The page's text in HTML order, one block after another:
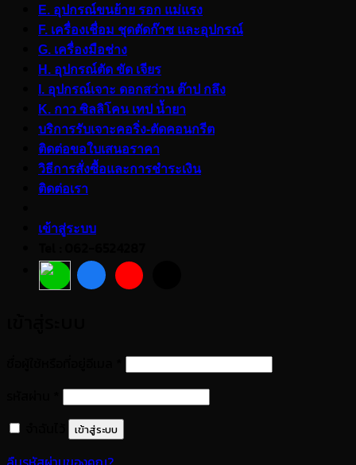
E. อุปกรณ์ขนย้าย รอก แม่แรง
F. เครื่องเชื่อม ชุดตัดก๊าซ และอุปกรณ์
G. เครื่องมือช่าง
H. อุปกรณ์ตัด ขัด เจียร
I. อุปกรณ์เจาะ ดอกสว่าน ต๊าป กลึง
K. กาว ซิลลิโคน เทป น้ำยา
บริการรับเจาะคอริ่ง-ตัดคอนกรีต
ติดต่อขอใบเสนอราคา
วิธีการสั่งซื้อและการชำระเงิน
ติดต่อเรา
เข้าสู่ระบบ
ต้องการ
ต้องการ
เข้าสู่ระบบ